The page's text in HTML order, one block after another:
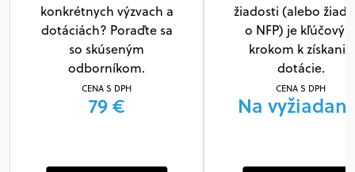
konkrétnych výzvach a
dotáciách? Poraďte sa
so skúseným
odborníkom.
CENA S DPH
79 €
žiadosti (alebo
o NFP) je
krokom k získaniu
dotácie.
CENA S DPH
Na